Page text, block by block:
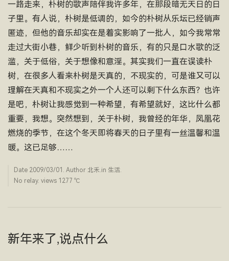
一路走来，朴树的歌声陪伴我许多年，在那段暗无天日的日
子里。有人说，朴树是低调的，如今的朴树从乐坛已经销声
匿迹，但他的音乐却实在是着实影响了一批人，如今我常常
走过大街小巷，鲜少听到朴树的音乐，有的只是口水歌的泛
滥，关于低俗，关于想像和意淫。其实我们一直在误读朴
树，在很多人看来朴树是天真的，不现实的，可是谁又可以
理解在天真和不现实之外一个人还可以剩下什么东西？也许
是吧，朴树让我感觉到一种希望，有希望就好，这比什么都
重要，我想。突然想到，关于朴树，我曾经的年华，凤凰花
燃烧的季节，在这个冬天即将春天的日子里有一丝温馨和温
暖。这已足够……
Date 2009/03/01 . Author 北禾.in 生活.
No relay. views 1277 ­℃
新年来了,说点什么